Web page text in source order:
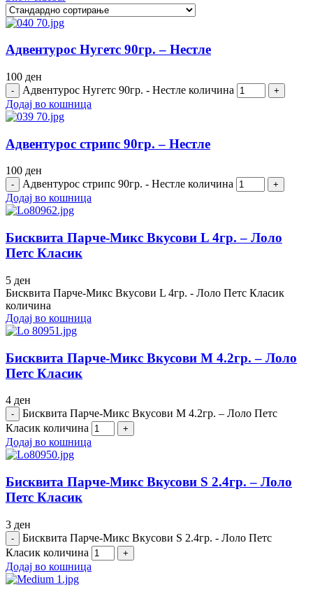
Адвентурос Нугетс 90гр. – Нестле
100 ден
Адвентурос Нугетс 90гр. - Нестле количина
Додај во кошница
Адвентурос стрипс 90гр. – Нестле
100 ден
Адвентурос стрипс 90гр. - Нестле количина
Додај во кошница
Бисквита Парче-Микс Вкусови L 4гр. – Лоло
Петс Класик
5 ден
Бисквита Парче-Микс Вкусови L 4гр. - Лоло Петс Класик
количина
Додај во кошница
Бисквита Парче-Микс Вкусови M 4.2гр. – Лоло
Петс Класик
4 ден
Бисквита Парче-Микс Вкусови M 4.2гр. – Лоло Петс
Класик количина
Додај во кошница
Бисквита Парче-Микс Вкусови S 2.4гр. – Лоло
Петс Класик
3 ден
Бисквита Парче-Микс Вкусови S 2.4гр. - Лоло Петс
Класик количина
Додај во кошница